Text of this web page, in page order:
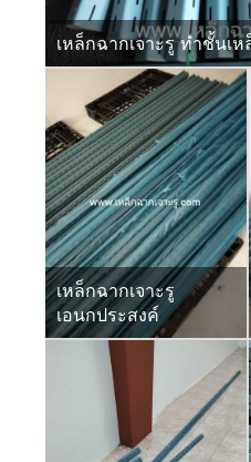
เหล็กฉากเจาะรู ทำชั้นเ
เหล็กฉากเจาะรู
เอนกประสงค์